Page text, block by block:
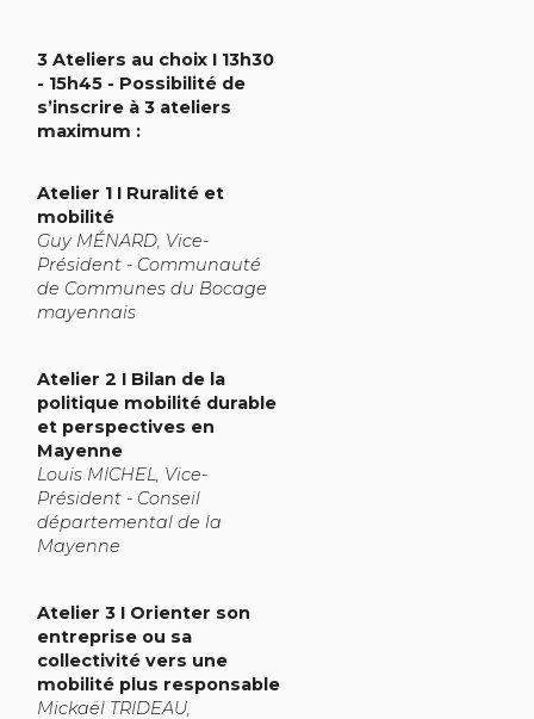
3 Ateliers au choix I 13h30
- 15h45 - Possibilité de
s’inscrire à 3 ateliers
maximum :
Atelier 1 I Ruralité et
mobilité
Guy MÉNARD, Vice-
Président - Communauté
de Communes du Bocage
mayennais
Atelier 2 I Bilan de la
politique mobilité durable
et perspectives en
Mayenne
Louis MICHEL, Vice-
Président - Conseil
départemental de la
Mayenne
Atelier 3 I Orienter son
entreprise ou sa
collectivité vers une
mobilité plus responsable
Mickaël TRIDEAU,